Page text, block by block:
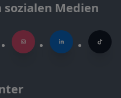
sozialen Medien